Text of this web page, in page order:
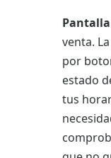
venta.
por
estado
tus